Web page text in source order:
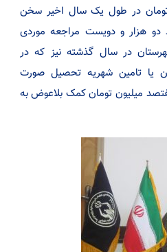
در طول یک سال اخیر سخن
هزار و دویست مراجعه موردی
در سال گذشته نیز که در
یا تامین شهریه تحصیل صورت
میلیون تومان کمک بلاعوض به